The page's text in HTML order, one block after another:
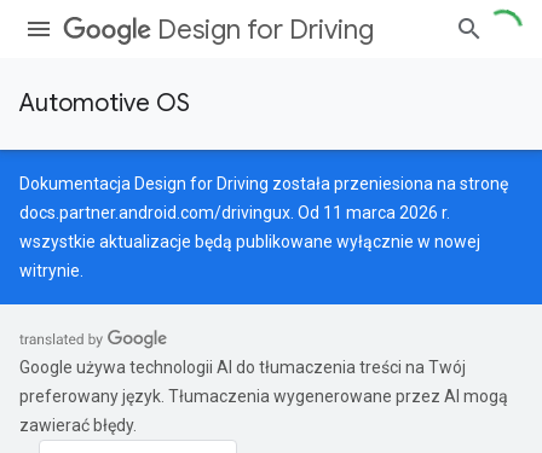
Design for Driving
Automotive OS
Dokumentacja Design for Driving została przeniesiona na stronę
docs.partner.android.com/drivingux . Od 11 marca 2026 r.
wszystkie aktualizacje będą publikowane wyłącznie w nowej
witrynie.
Google używa technologii AI do tłumaczenia treści na Twój
preferowany język. Tłumaczenia wygenerowane przez AI mogą
zawierać błędy.